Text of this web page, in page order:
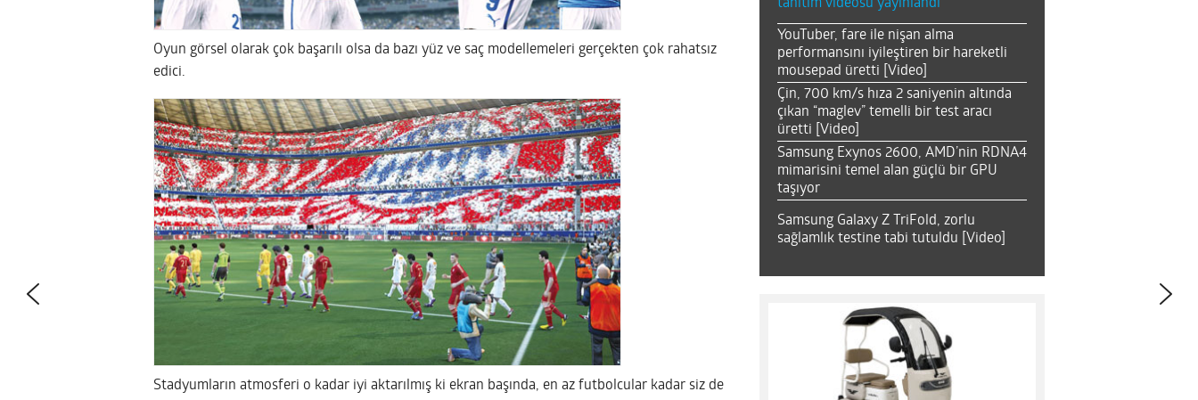
Oyun görsel olarak çok başarılı olsa da bazı yüz ve saç modellemeleri gerçekten çok rahatsız
edici.
Stadyumların atmosferi o kadar iyi aktarılmış ki ekran başında, en az futbolcular kadar siz de
tanıtım videosu yayınlandı
YouTuber, fare ile nişan alma
performansını iyileştiren bir hareketli
mousepad üretti [Video]
Çin, 700 km/s hıza 2 saniyenin altında
çıkan “maglev” temelli bir test aracı
üretti [Video]
Samsung Exynos 2600, AMD’nin RDNA4
mimarisini temel alan güçlü bir GPU
taşıyor
Samsung Galaxy Z TriFold, zorlu
sağlamlık testine tabi tutuldu [Video]